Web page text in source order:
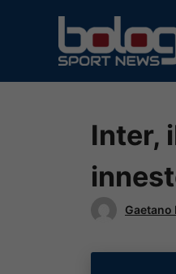
contenuto
Inter,
Gaetano